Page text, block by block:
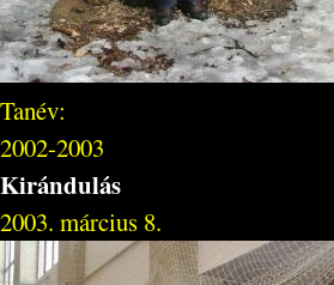
Tanév:
2002-2003
Kirándulás
2003. március 8.